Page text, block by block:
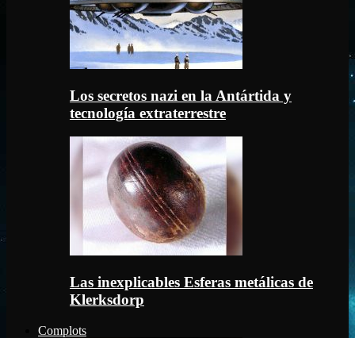
Los secretos nazi en la Antártida y
tecnología extraterrestre
Las inexplicables Esferas metálicas de
Klerksdorp
Complots